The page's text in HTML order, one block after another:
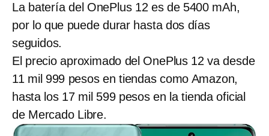
La batería del OnePlus 12 es de 5400 mAh,
por lo que puede durar hasta dos días
seguidos.
El precio aproximado del OnePlus 12 va desde
11 mil 999 pesos en tiendas como Amazon,
hasta los 17 mil 599 pesos en la tienda oficial
de Mercado Libre.